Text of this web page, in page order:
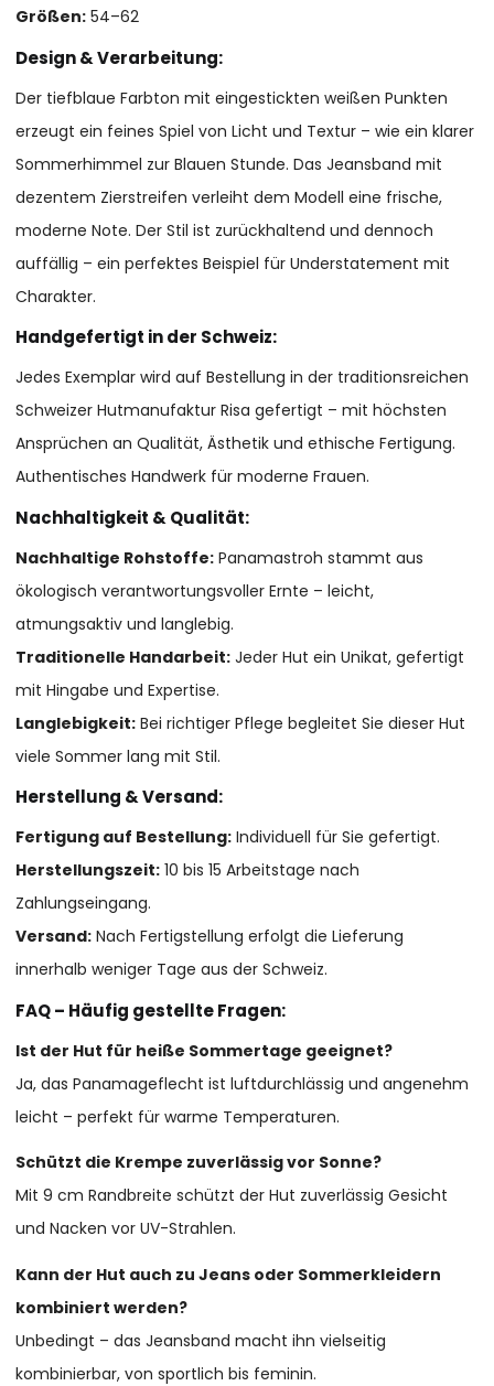
Größen: 54–62
Design & Verarbeitung:
Der tiefblaue Farbton mit eingestickten weißen Punkten
erzeugt ein feines Spiel von Licht und Textur – wie ein klarer
Sommerhimmel zur Blauen Stunde. Das Jeansband mit
dezentem Zierstreifen verleiht dem Modell eine frische,
moderne Note. Der Stil ist zurückhaltend und dennoch
auffällig – ein perfektes Beispiel für Understatement mit
Charakter.
Handgefertigt in der Schweiz:
Jedes Exemplar wird auf Bestellung in der traditionsreichen
Schweizer Hutmanufaktur Risa gefertigt – mit höchsten
Ansprüchen an Qualität, Ästhetik und ethische Fertigung.
Authentisches Handwerk für moderne Frauen.
Nachhaltigkeit & Qualität:
Nachhaltige Rohstoffe: Panamastroh stammt aus
ökologisch verantwortungsvoller Ernte – leicht,
atmungsaktiv und langlebig.
Traditionelle Handarbeit: Jeder Hut ein Unikat, gefertigt
mit Hingabe und Expertise.
Langlebigkeit: Bei richtiger Pflege begleitet Sie dieser Hut
viele Sommer lang mit Stil.
Herstellung & Versand:
Fertigung auf Bestellung: Individuell für Sie gefertigt.
Herstellungszeit: 10 bis 15 Arbeitstage nach
Zahlungseingang.
Versand: Nach Fertigstellung erfolgt die Lieferung
innerhalb weniger Tage aus der Schweiz.
FAQ – Häufig gestellte Fragen:
Ist der Hut für heiße Sommertage geeignet?
Ja, das Panamageflecht ist luftdurchlässig und angenehm
leicht – perfekt für warme Temperaturen.
Schützt die Krempe zuverlässig vor Sonne?
Mit 9 cm Randbreite schützt der Hut zuverlässig Gesicht
und Nacken vor UV-Strahlen.
Kann der Hut auch zu Jeans oder Sommerkleidern
kombiniert werden?
Unbedingt – das Jeansband macht ihn vielseitig
kombinierbar, von sportlich bis feminin.